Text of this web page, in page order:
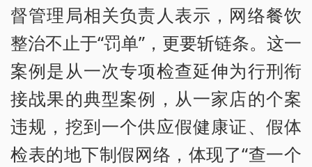
督管理局相关负责人表示，网络餐饮
整治不止于“罚单”，更要斩链条。这一
案例是从一次专项检查延伸为行刑衔
接战果的典型案例，从一家店的个案
违规，挖到一个供应假健康证、假体
检表的地下制假网络，体现了“查一个